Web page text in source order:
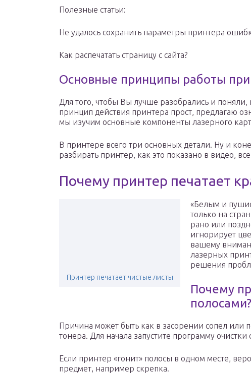
Полезные статьи:
Не удалось сохранить параметры принтера
Как распечатать страницу с сайта?
Основные принципы работы
Для того, чтобы Вы лучше разобрались и поняли,
принцип действия принтера прост, предлагаю
мы изучим основные компоненты лазерного
В принтере всего три основных детали. Ну и
разбирать принтер, как это показано в видео,
Почему принтер печатает
Принтер печатает чистые листы
«Белым и
только на
рано или
игнорирует
вашему
лазерных
решения
Почему
полосами?
Причина может быть как в засорении сопел или
тонера. Для начала запустите программу
Если принтер «гонит» полосы в одном месте,
предмет, например скрепка.